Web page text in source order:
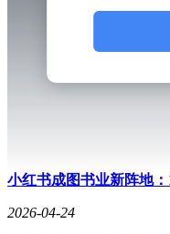
小红书成图书业新阵地
2026-04-24